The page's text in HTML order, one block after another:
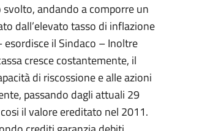
andando a comporre un
dall’elevato tasso di inflazione
il Sindaco – Inoltre
cresce costantemente, il
di riscossione e alle azioni
passando dagli attuali 29
il valore ereditato nel 2011.